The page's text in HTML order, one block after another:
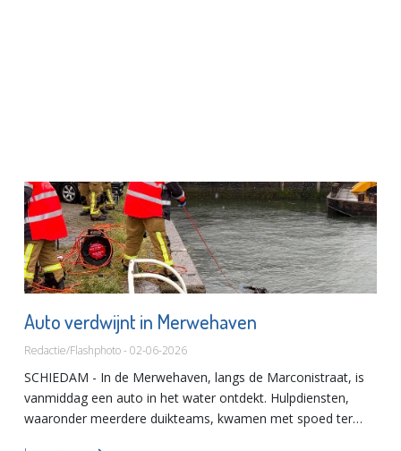
Auto verdwijnt in Merwehaven
Redactie/Flashphoto - 02-06-2026
SCHIEDAM - In de Merwehaven, langs de Marconistraat, is
vanmiddag een auto in het water ontdekt. Hulpdiensten,
waaronder meerdere duikteams, kwamen met spoed ter